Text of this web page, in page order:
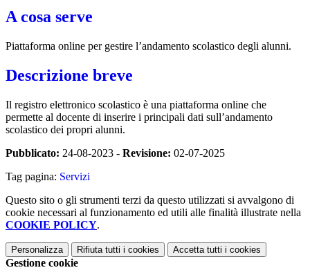
A cosa serve
Piattaforma online per gestire l’andamento scolastico degli alunni.
Descrizione breve
Il registro elettronico scolastico è una piattaforma online che
permette al docente di inserire i principali dati sull’andamento
scolastico dei propri alunni.
Pubblicato: 24-08-2023 - Revisione: 02-07-2025
Tag pagina: Servizi
Questo sito o gli strumenti terzi da questo utilizzati si avvalgono di
cookie necessari al funzionamento ed utili alle finalità illustrate nella
COOKIE POLICY.
Personalizza Rifiuta tutti i cookies Accetta tutti i cookies
Gestione cookie